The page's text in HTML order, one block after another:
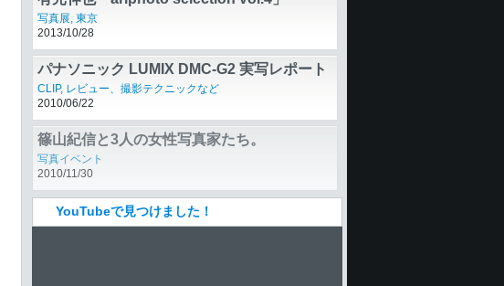
有元伸也「ariphoto selection vol.4」
写真展,東京
2013/10/28
パナソニック LUMIX DMC-G2 実写レポート
CLIP,レビュー、撮影テクニックなど
2010/06/22
YouTubeで見つけました！